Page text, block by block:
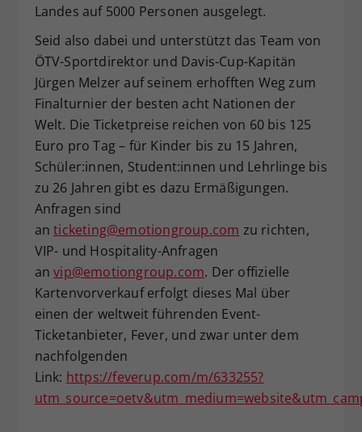
Landes auf 5000 Personen ausgelegt.
Seid also dabei und unterstützt das Team von
ÖTV-Sportdirektor und Davis-Cup-Kapitän
Jürgen Melzer auf seinem erhofften Weg zum
Finalturnier der besten acht Nationen der
Welt. Die Ticketpreise reichen von 60 bis 125
Euro pro Tag – für Kinder bis zu 15 Jahren,
Schüler:innen, Student:innen und Lehrlinge bis
zu 26 Jahren gibt es dazu Ermäßigungen.
Anfragen sind
anticketing@emotiongroup.com zu richten,
VIP- und Hospitality-Anfragen
anvip@emotiongroup.com. Der offizielle
Kartenvorverkauf erfolgt dieses Mal über
einen der weltweit führenden Event-
Ticketanbieter, Fever, und zwar unter dem
nachfolgenden
Link: https://feverup.com/m/633255?